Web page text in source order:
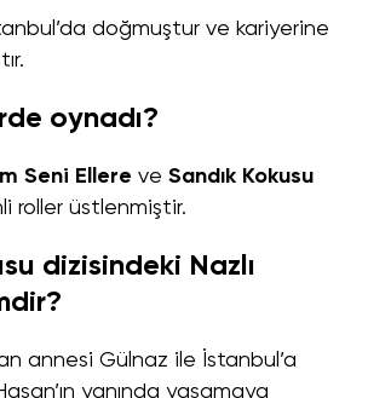
doğmuştur ve kariyerine
oynadı?
Seni Ellere ve Sandık Kokusu
roller üstlenmiştir.
dizisindeki Nazlı
annesi Gülnaz ile İstanbul’a
yanında yaşamaya